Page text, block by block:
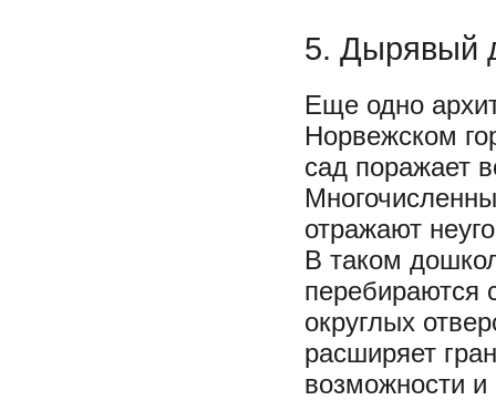
5. Дырявый
Еще одно
Норвежском
сад поражает
отражают
В таком
перебираются
округлых
расширяет
возможности